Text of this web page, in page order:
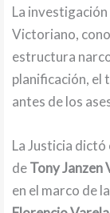
La
Victoriano,
estructura
planificación, el
antes de los
La Justicia
deTony
en el marco de